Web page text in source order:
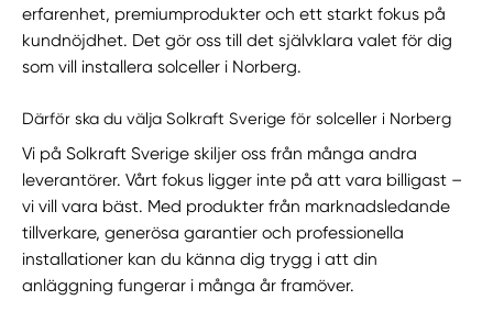
erfarenhet, premiumprodukter och ett starkt fokus på
kundnöjdhet. Det gör oss till det självklara valet för dig
som vill installera solceller i Norberg.
Därför ska du välja Solkraft Sverige för solceller i Norberg
Vi på Solkraft Sverige skiljer oss från många andra
leverantörer. Vårt fokus ligger inte på att vara billigast –
vi vill vara bäst. Med produkter från marknadsledande
tillverkare, generösa garantier och professionella
installationer kan du känna dig trygg i att din
anläggning fungerar i många år framöver.